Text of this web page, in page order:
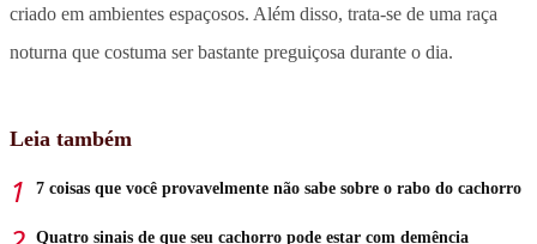
criado em ambientes espaçosos. Além disso, trata-se de uma raça
noturna que costuma ser bastante preguiçosa durante o dia.
Leia também
7 coisas que você provavelmente não sabe sobre o rabo do cachorro
Quatro sinais de que seu cachorro pode estar com demência